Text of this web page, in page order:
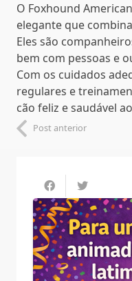
O Foxhound
elegante que
Eles são
bem com pessoas e
Com os cuidados
regulares e
cão feliz e saudável
Post anterior